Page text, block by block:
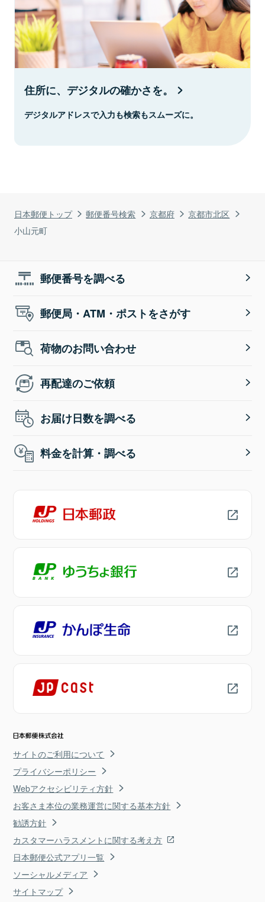
日本郵便トップ 郵便番号検索 京都府
京都市北区
小山元町
住所に、デジタルの確かさを。
デジタルアドレスで入力も検索もスムーズに。
郵便番号を調べる
郵便局・ATM・ポストをさがす
荷物のお問い合わせ
再配達のご依頼
お届け日数を調べる
料金を計算・調べる
サイトのご利用について
プライバシーポリシー
Webアクセシビリティ方針
お客さま本位の業務運営に関する基本方針
勧誘方針
カスタマーハラスメントに関する考え方
日本郵便公式アプリ一覧
ソーシャルメディア
サイトマップ